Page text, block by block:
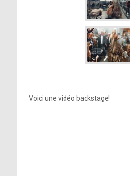
Voici une vidéo backstage!